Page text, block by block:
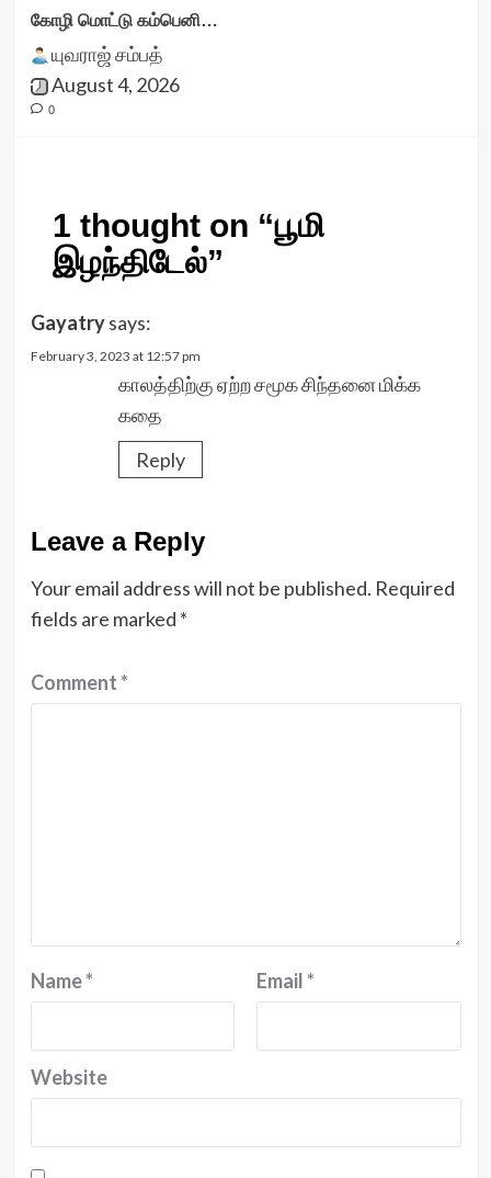
கோழி மொட்டு கம்பெனி…
யுவராஜ் சம்பத்
August 4, 2026
0
1 thought on “பூமி
இழந்திடேல்”
Gayatry says:
February 3, 2023 at 12:57 pm
காலத்திற்கு ஏற்ற சமூக சிந்தனை மிக்க
கதை
Reply
Leave a Reply
Your email address will not be published. Required
fields are marked *
Comment*
Name* Email*
Website